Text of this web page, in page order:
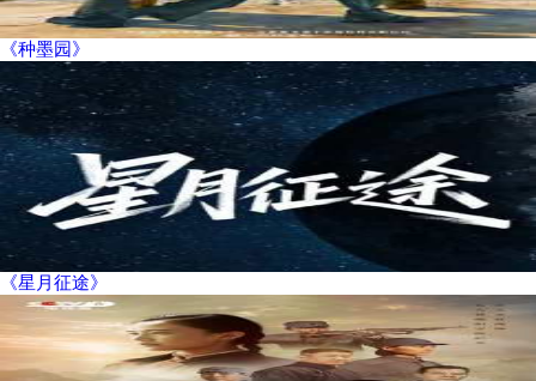
《种墨园》
《星月征途》